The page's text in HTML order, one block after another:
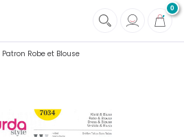
0
Robe et Blouse